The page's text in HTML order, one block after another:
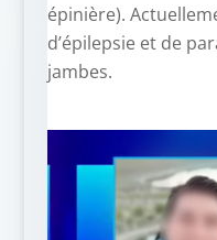
épinière).
d’épilepsie et de
jambes.